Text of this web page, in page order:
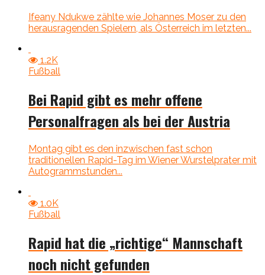
Ifeany Ndukwe zählte wie Johannes Moser zu den
herausragenden Spielern, als Österreich im letzten...
1.2K
Fußball
Bei Rapid gibt es mehr offene
Personalfragen als bei der Austria
Montag gibt es den inzwischen fast schon
traditionellen Rapid-Tag im Wiener Wurstelprater mit
Autogrammstunden...
1.0K
Fußball
Rapid hat die „richtige“ Mannschaft
noch nicht gefunden